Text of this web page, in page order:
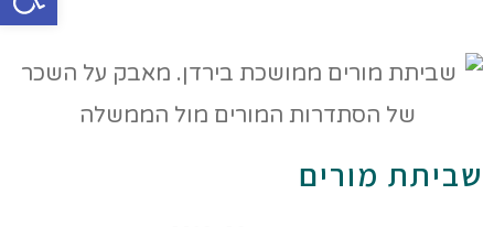
שביתת מורים